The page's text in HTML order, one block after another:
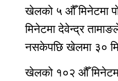
X
खेलकाे ५ औँ मिनेटमा
मिनेटमा देवेन्द्र
नसकेपछि खेलमा ३०
खेलको १०२ औँ मिनेटमा